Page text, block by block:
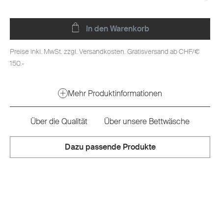
In den Warenkorb
Preise inkl. MwSt. zzgl. Versandkosten. Gratisversand ab CHF/€
150.-
Mehr Produktinformationen
Über die Qualität Über unsere Bettwäsche
Dazu passende Produkte